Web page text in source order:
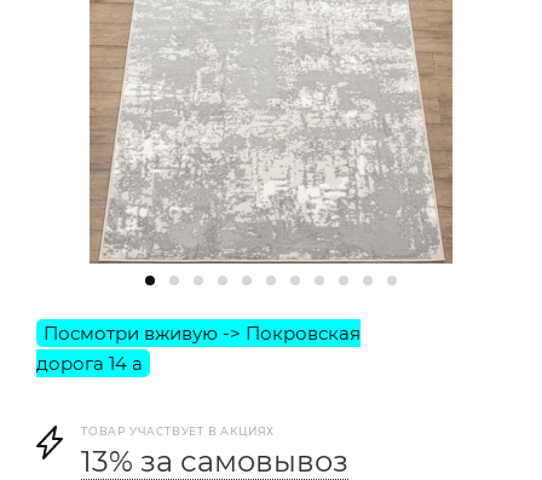
ТОВАР УЧАСТВУЕТ В АКЦИЯХ
13% за самовывоз